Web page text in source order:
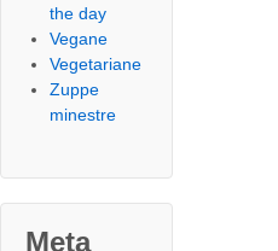
the day
Vegane
Vegetariane
Zuppe
minestre
Meta